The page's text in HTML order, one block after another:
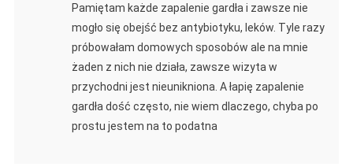
Pamiętam każde zapalenie gardła i zawsze nie
mogło się obejść bez antybiotyku, leków. Tyle razy
próbowałam domowych sposobów ale na mnie
żaden z nich nie działa, zawsze wizyta w
przychodni jest nieunikniona. A łapię zapalenie
gardła dość często, nie wiem dlaczego, chyba po
prostu jestem na to podatna